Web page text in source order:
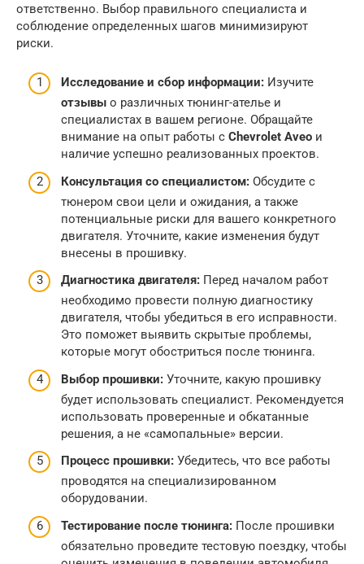
ответственно. Выбор правильного специалиста и
соблюдение определенных шагов минимизируют
риски.
Исследование и сбор информации: Изучите
отзывы о различных тюнинг-ателье и
специалистах в вашем регионе. Обращайте
внимание на опыт работы с Chevrolet Aveo и
наличие успешно реализованных проектов.
Консультация со специалистом: Обсудите с
тюнером свои цели и ожидания, а также
потенциальные риски для вашего конкретного
двигателя. Уточните, какие изменения будут
внесены в прошивку.
Диагностика двигателя: Перед началом работ
необходимо провести полную диагностику
двигателя, чтобы убедиться в его исправности.
Это поможет выявить скрытые проблемы,
которые могут обостриться после тюнинга.
Выбор прошивки: Уточните, какую прошивку
будет использовать специалист. Рекомендуется
использовать проверенные и обкатанные
решения, а не «самопальные» версии.
Процесс прошивки: Убедитесь, что все работы
проводятся на специализированном
оборудовании.
Тестирование после тюнинга: После прошивки
обязательно проведите тестовую поездку, чтобы